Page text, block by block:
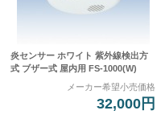
炎センサー ホワイト 紫外線検出方
式 ブザー式 屋内用 FS-1000(W)
メーカー希望小売価格
32,000円